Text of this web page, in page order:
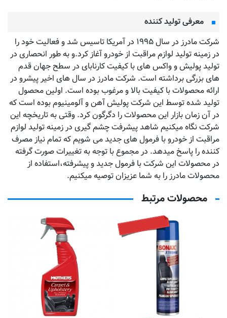
معرفی تولید کننده
شرکت مادرز در سال ۱۹۹۵ در آمریکا تاسیس شد و فعالیت خود را
در زمینه تولید لوازم مراقبت از خودرو آغاز کرد.و به طور انحصاری در
تولید پولیش و واکس های با کیفیت کارنابای در سطح جهان قدم
های بزرگی برداشته است. شرکت مادرز در سال های اخیر پیشرو در
ارائه محصولات با کیفیت بالا و مرغوب بوده است. اولین محصول
تولید شده توسط این شرکت پولیش آهن و آلومینیوم بوده است که
در آن زمان بازار این محصولات را دگرگون کرد. وقتی به تاریخچه این
شرکت نگاه میکنیم شاهد پیشرفت چشم گیری در زمینه تولید لوازم
مراقبت از خودرو با فرمول های جدید می شویم که تمام نیاز مصرف
کننده را پاسخ میدهد. در مجموع با توجه به تغییرات صورت گرفته
در محصولات این شرکت با فرمول جدید و پیشرفته،استفاده از
محصولات مادرز را به شما عزیزان توصیه میکنیم.
محصولات مرتبط
تماس بگیرید